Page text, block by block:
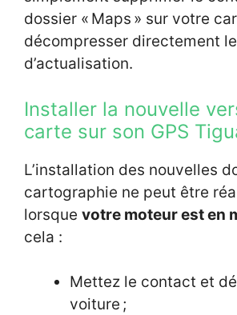
dossier « Maps » sur votre
décompresser directement
d’actualisation.
Installer la nouvelle
carte sur son GPS
L’installation des nouvelles
cartographie ne peut être
lorsque votre moteur est en
cela :
Mettez le contact et
voiture ;